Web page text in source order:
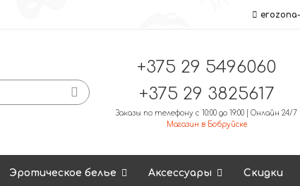
+375 29 5496060
+375 29 3825617
Заказы по телефону с 10:00 до 19:00 | Онлайн 24/7
Магазин в Бобруйске
Эротическое белье Аксессуары Скидки